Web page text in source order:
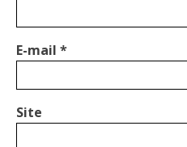
E-mail *
Site